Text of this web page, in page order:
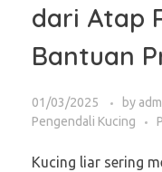
dari Atap
Bantuan
01/03/2025 by
Pengendali Kucing
Kucing liar sering